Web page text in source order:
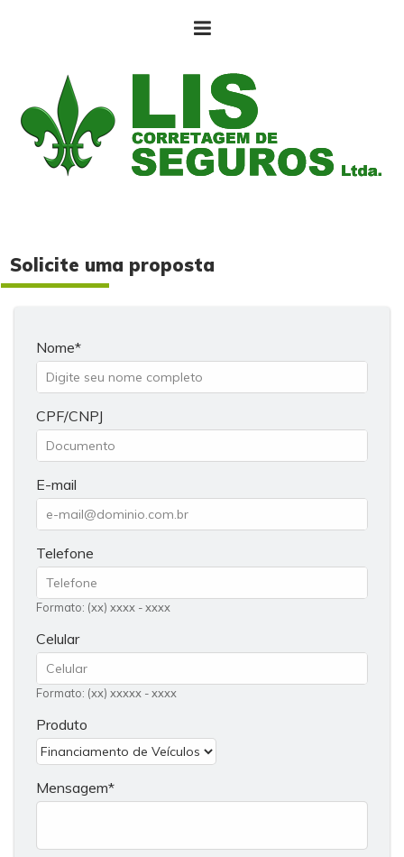
Solicite uma proposta
Nome
CPF/CNPJ
E-mail
Telefone
Formato: (xx) xxxx - xxxx
Celular
Formato: (xx) xxxxx - xxxx
Produto
Mensagem